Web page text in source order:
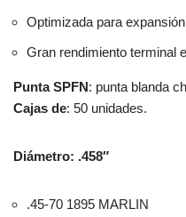
Optimizada para
Gran rendimiento terminal
Punta SPFN: punta blanda
Cajas de: 50 unidades.
Diámetro: .458″
.45-70 1895 MARLIN